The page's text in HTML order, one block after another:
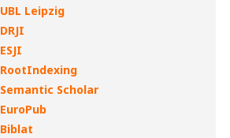
UBL Leipzig
DRJI
ESJI
RootIndexing
Semantic Scholar
EuroPub
Biblat